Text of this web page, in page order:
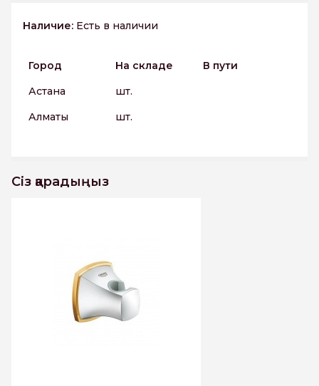
Наличие: Есть в наличии
Город На складе
В пути
Астана
шт.
Алматы
шт.
Сіз қарадыңыз